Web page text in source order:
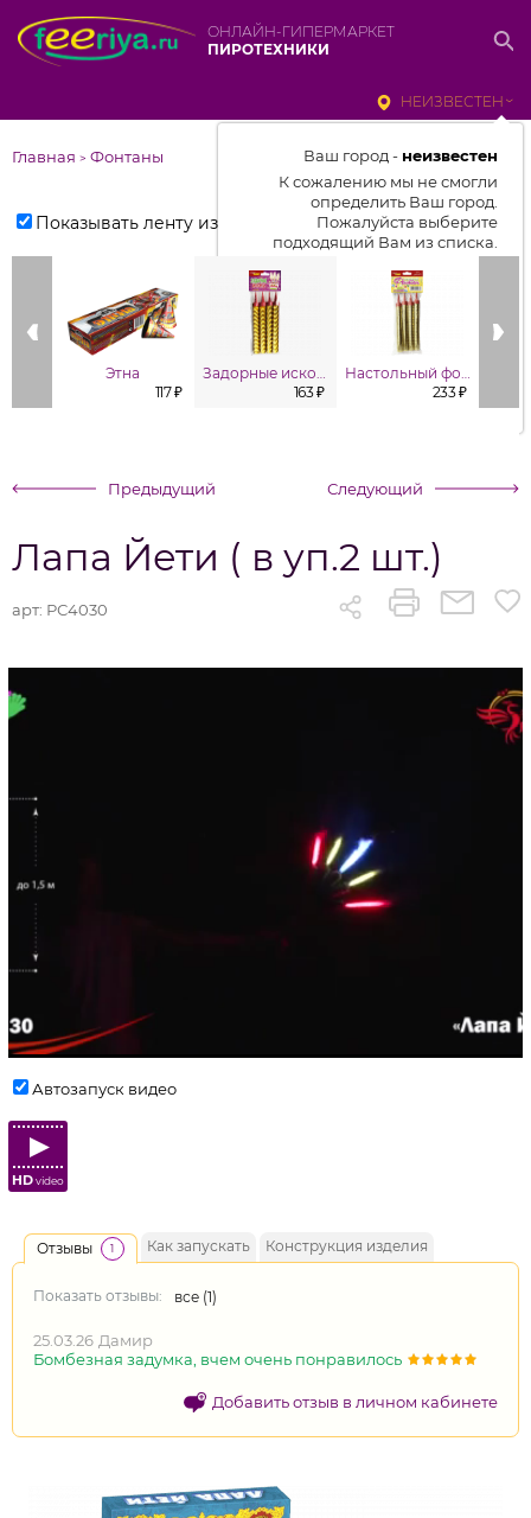
ОНЛАЙН-ГИПЕРМАРКЕТ
ПИРОТЕХНИКИ
НЕИЗВЕСТЕН
Ваш город - неизвестен
К сожалению мы не смогли
определить Ваш город.
Пожалуйста выберите
подходящий Вам из списка.
Выбрать город
От выбранного города зависит
отображаемый ассортимент,
цены, наличие и условия
доставки
Главная > Фонтаны
Показывать ленту изделий
Этна
117 ₽
Задорные искорки
163 ₽
Настольный фонтан (в уп. 4шт.)
233 ₽
Предыдущий Следующий
Лапа Йети ( в уп.2 шт.)
арт: РС4030
Автозапуск видео
HDvideo
Отзывы 1 Как запускать Конструкция изделия
Показать отзывы: все (1)
25.03.26 Дамир
Бомбезная задумка, вчем очень понравилось
Добавить отзыв в личном кабинете